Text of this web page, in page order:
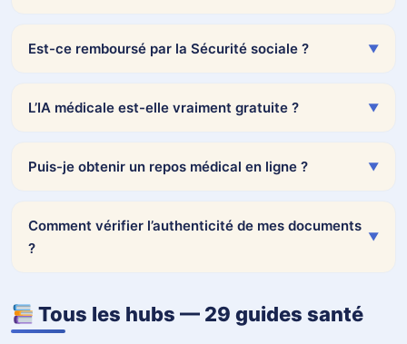
JJ
AAAA
Est-ce remboursé par la Sécurité sociale ? ▼
L’IA médicale est-elle vraiment gratuite ? ▼
Puis-je obtenir un repos médical en ligne ? ▼
Comment vérifier l’authenticité de mes documents
?
▼
Tous les hubs — 29 guides santé